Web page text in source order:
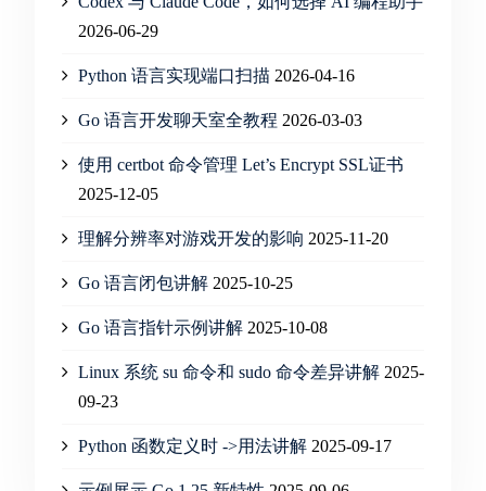
2026-06-29
Python 语言实现端口扫描 2026-04-16
Go 语言开发聊天室全教程 2026-03-03
使用 certbot 命令管理 Let’s Encrypt SSL证书
2025-12-05
理解分辨率对游戏开发的影响 2025-11-20
Go 语言闭包讲解 2025-10-25
Go 语言指针示例讲解 2025-10-08
Linux 系统 su 命令和 sudo 命令差异讲解 2025-
09-23
Python 函数定义时 ->用法讲解 2025-09-17